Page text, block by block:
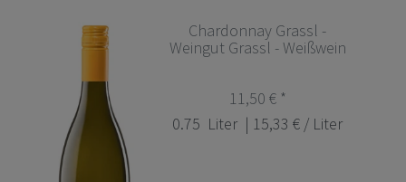
Chardonnay Grassl -
Weingut Grassl - Weißwein
11,50 € *
0.75 Liter | 15,33 € / Liter